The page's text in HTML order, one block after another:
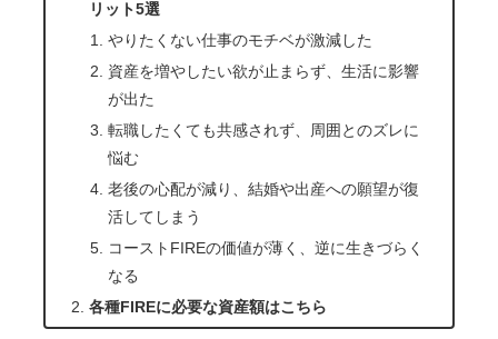
リット5選
やりたくない仕事のモチベが激減した
資産を増やしたい欲が止まらず、生活に影響
が出た
転職したくても共感されず、周囲とのズレに
悩む
老後の心配が減り、結婚や出産への願望が復
活してしまう
コーストFIREの価値が薄く、逆に生きづらく
なる
各種FIREに必要な資産額はこちら